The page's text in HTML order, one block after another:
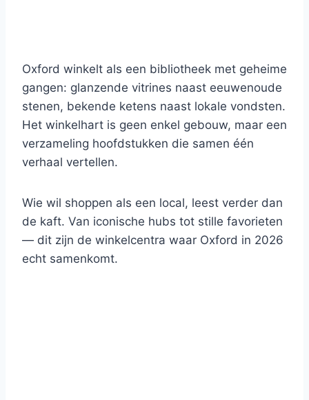
Oxford winkelt als een bibliotheek met geheime
gangen: glanzende vitrines naast eeuwenoude
stenen, bekende ketens naast lokale vondsten.
Het winkelhart is geen enkel gebouw, maar een
verzameling hoofdstukken die samen één
verhaal vertellen.
Wie wil shoppen als een local, leest verder dan
de kaft. Van iconische hubs tot stille favorieten
— dit zijn de winkelcentra waar Oxford in 2026
echt samenkomt.